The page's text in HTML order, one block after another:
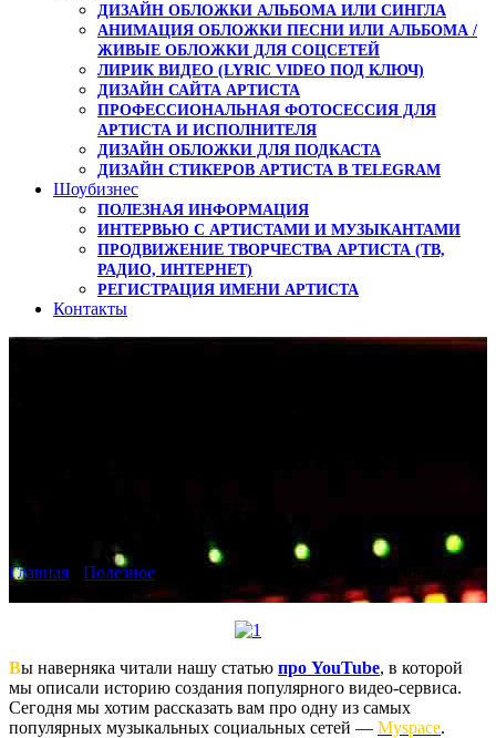
ДИЗАЙН ОБЛОЖКИ АЛЬБОМА ИЛИ СИНГЛА
АНИМАЦИЯ ОБЛОЖКИ ПЕСНИ ИЛИ АЛЬБОМА /
ЖИВЫЕ ОБЛОЖКИ ДЛЯ СОЦСЕТЕЙ
ЛИРИК ВИДЕО (LYRIC VIDEO ПОД КЛЮЧ)
ДИЗАЙН САЙТА АРТИСТА
ПРОФЕССИОНАЛЬНАЯ ФОТОСЕССИЯ ДЛЯ
АРТИСТА И ИСПОЛНИТЕЛЯ
ДИЗАЙН ОБЛОЖКИ ДЛЯ ПОДКАСТА
ДИЗАЙН СТИКЕРОВ АРТИСТА В TELEGRAM
Шоубизнес
ПОЛЕЗНАЯ ИНФОРМАЦИЯ
ИНТЕРВЬЮ С АРТИСТАМИ И МУЗЫКАНТАМИ
ПРОДВИЖЕНИЕ ТВОРЧЕСТВА АРТИСТА (ТВ,
РАДИО, ИНТЕРНЕТ)
РЕГИСТРАЦИЯ ИМЕНИ АРТИСТА
Контакты
Главная Полезное
Музыкальная сеть MySpace — как все
Вы наверняка читали нашу статью про YouTube, в которой
мы описали историю создания популярного видео-сервиса.
Сегодня мы хотим рассказать вам про одну из самых
популярных музыкальных социальных сетей — Myspace.